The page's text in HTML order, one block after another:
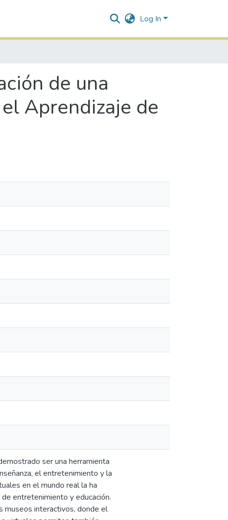
Log In
de una
Aprendizaje de
ser una herramienta
el entretenimiento y la
en el mundo real la ha
entretenimiento y educación.
museos interactivos, donde el